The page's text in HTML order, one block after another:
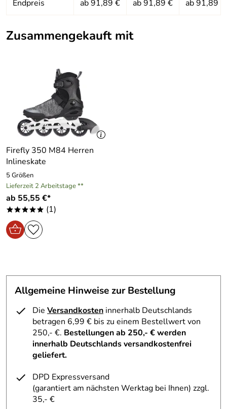
Hersteller: Firefly, Wannenäckerstraße 36, 74078
Endpreis ab 91,89 € ab 91,89 € ab 91,89 €
Zusammengekauft mit
Firefly 350 M84 Herren
Inlineskate
5 Größen
Lieferzeit 2 Arbeitstage **
ab 55,55 €*
***** (1)
Allgemeine Hinweise zur Bestellung
Die Versandkosten innerhalb Deutschlands
betragen 6,99 € bis zu einem Bestellwert von
250,- €. Bestellungen ab 250,- € werden
innerhalb Deutschlands versandkostenfrei
geliefert.
DPD Expressversand
(garantiert am nächsten Werktag bei Ihnen) zzgl.
35,- €